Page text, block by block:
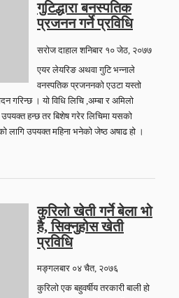
गुटिद्धारा बनस्पतिक
प्रजनन गर्ने प्रविधि
सरोज दाहालशनिबार १० जेठ, २०७७
एयर लेयरिङ अथवा गुटि भन्नाले
वनस्पतिक प्रजननको एउटा यस्तो
गरिन्छ । यो विधि लिचि ,अम्बा र अमिलो
हन्छ तर बिशेष गरेर लिचिमा यसको
उपयक्त महिना भनेको जेष्ठ अषाढ हो ।
कुरिलो खेती गर्ने बेला भो
है, सिक्नुहोस खेती
प्रविधि
मङ्गलबार ०४ चैत, २०७६
कुरिलो एक बहुवर्षीय तरकारी बाली हो